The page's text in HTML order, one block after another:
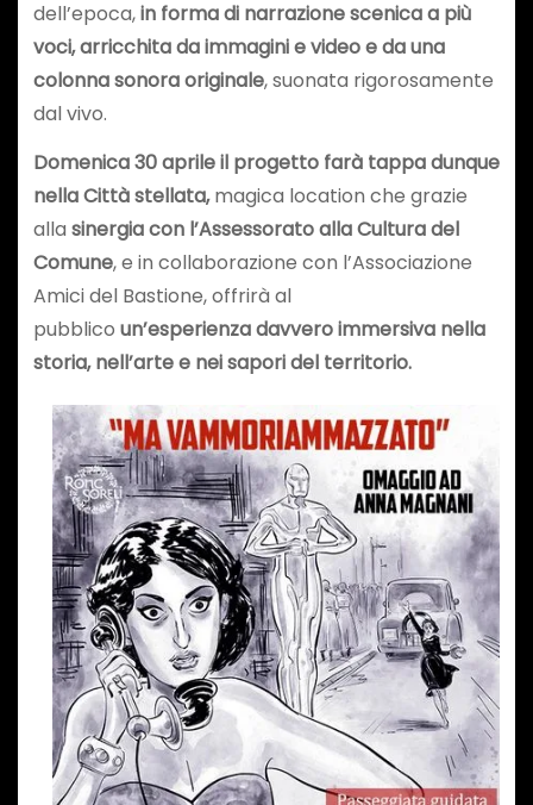
dell’epoca,in forma di narrazione scenica a più
voci, arricchita da immagini e video e da una
colonna sonora originale, suonata rigorosamente
dal vivo.
Domenica 30 aprile il progetto farà tappa dunque
nella Città stellata,magica location che grazie
alla sinergia con l’Assessorato alla Cultura del
Comune, e in collaborazione con l’Associazione
Amici del Bastione, offrirà al
pubblico un’esperienza davvero immersiva nella
storia, nell’arte e nei sapori del territorio.